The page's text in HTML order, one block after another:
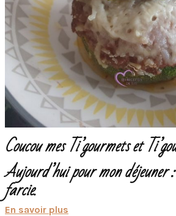
Coucou mes Ti’gourmets et
Aujourd’hui pour mon déjeuner
farcie.
En savoir plus